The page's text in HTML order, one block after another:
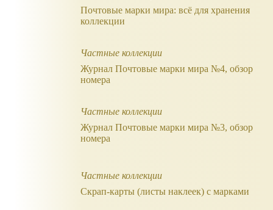
Почтовые марки мира: всё для хранения
коллекции
Частные коллекции
Журнал Почтовые марки мира №4, обзор
номера
Частные коллекции
Журнал Почтовые марки мира №3, обзор
номера
Частные коллекции
Скрап-карты (листы наклеек) с марками